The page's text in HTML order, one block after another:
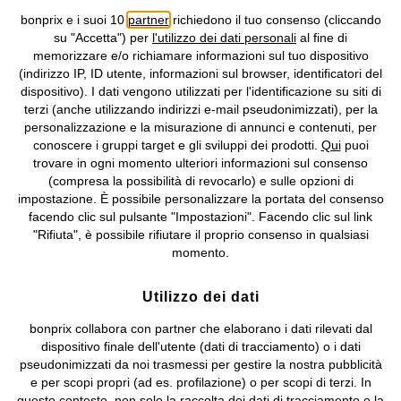
Informativa privacy e cookie Gestione dei cookie
Informazioni legali Diritto di recesso
©2026 bonprix.Tutti i diritti riservati.
bonprix S.r.l. con socio unico, sede legale: via Adua 33 - 13855
Valdengo (BI) C.F. 01510910027 - P.I. 01939830020, Reg. Imprese di
Biella n. 01510910027, R.E.A. BI - 171345, N. Reg. Pile:
IT09060P00000858, N. Reg. AEE: IT08020000002105 Capitale
Sociale: euro 1.000.000 i.v, Società soggetta all'attività di direzione
e coordinamento di bonprix Beteiligungs -Verwaltungsgesellschaft
mbH.
bonprix e i suoi 10 partnerrichiedono il tuo consenso (cliccando
su "Accetta") per l'utilizzo dei dati personali al fine di
memorizzare e/o richiamare informazioni sul tuo dispositivo
(indirizzo IP, ID utente, informazioni sul browser, identificatori del
dispositivo). I dati vengono utilizzati per l'identificazione su siti di
terzi (anche utilizzando indirizzi e-mail pseudonimizzati), per la
personalizzazione e la misurazione di annunci e contenuti, per
conoscere i gruppi target e gli sviluppi dei prodotti. Quipuoi
trovare in ogni momento ulteriori informazioni sul consenso
(compresa la possibilità di revocarlo) e sulle opzioni di
impostazione. È possibile personalizzare la portata del consenso
facendo clic sul pulsante "Impostazioni". Facendo clic sul link
"Rifiuta", è possibile rifiutare il proprio consenso in qualsiasi
momento.
Utilizzo dei dati
bonprix collabora con partner che elaborano i dati rilevati dal
dispositivo finale dell'utente (dati di tracciamento) o i dati
pseudonimizzati da noi trasmessi per gestire la nostra pubblicità
e per scopi propri (ad es. profilazione) o per scopi di terzi. In